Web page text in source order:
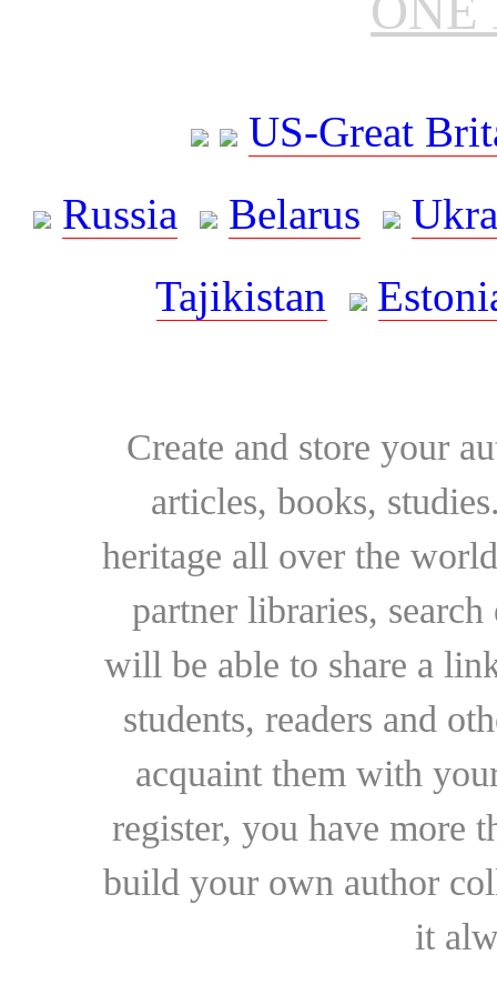
US-Great
Russia
Belarus
Tajikistan
Create and store your
articles, books,
heritage all over the
partner libraries,
will be able to share a
students, readers and
acquaint them with
register, you have more
build your own author
it